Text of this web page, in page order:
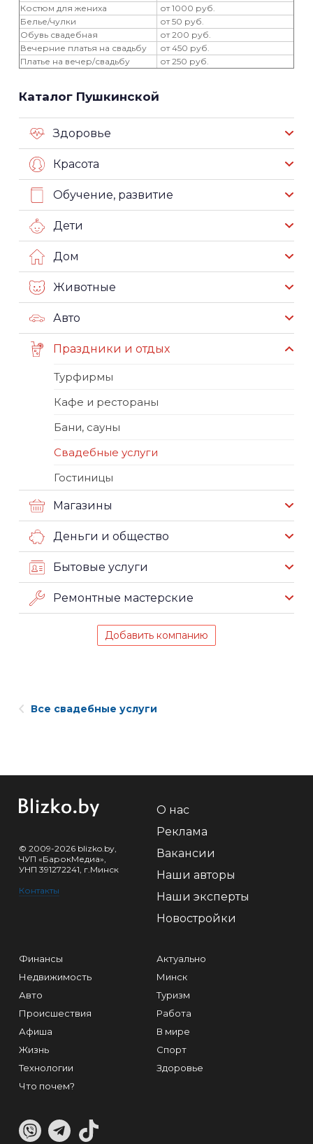
Костюм для жениха
от 1000 руб.
Белье/чулки
от 50 руб.
Обувь свадебная
от 200 руб.
Вечерние платья на свадьбу
от 450 руб.
Платье на вечер/свадьбу
от 250 руб.
Каталог Пушкинской
Здоровье
Красота
Обучение, развитие
Дети
Дом
Животные
Авто
Праздники и отдых
Турфирмы
Кафе и рестораны
Бани, сауны
Свадебные услуги
Гостиницы
Магазины
Деньги и общество
Бытовые услуги
Ремонтные мастерские
Добавить компанию
Все свадебные услуги
© 2009-2026 blizko.by,
ЧУП «БарокМедиа»,
УНП 391272241, г.Минск
Контакты
О нас
Реклама
Вакансии
Наши авторы
Наши эксперты
Новостройки
Финансы
Недвижимость
Авто
Происшествия
Афиша
Жизнь
Технологии
Что почем?
Актуально
Минск
Туризм
Работа
В мире
Спорт
Здоровье